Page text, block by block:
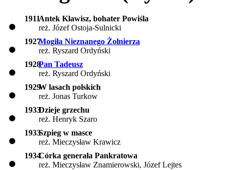
1911Antek Klawisz, bohater Powiśla
reż. Józef Ostoja-Sulnicki
1927Mogiła Nieznanego Żołnierza
reż. Ryszard Ordyński
1928Pan Tadeusz
reż. Ryszard Ordyński
1929W lasach polskich
reż. Jonas Turkow
1933Dzieje grzechu
reż. Henryk Szaro
1933Szpieg w masce
reż. Mieczysław Krawicz
1934Córka generała Pankratowa
reż. Mieczysław Znamierowski, Józef Lejtes